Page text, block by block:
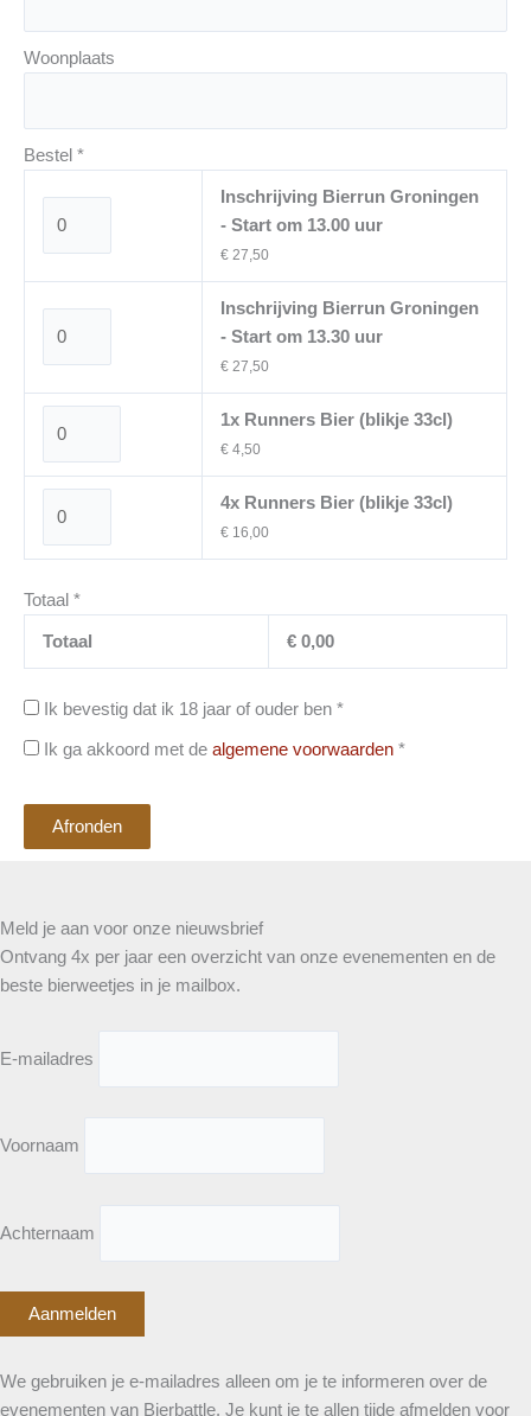
Woonplaats
Bestel *
Inschrijving Bierrun Groningen
- Start om 13.00 uur
€ 27,50
Inschrijving Bierrun Groningen
- Start om 13.30 uur
€ 27,50
1x Runners Bier (blikje 33cl)
€ 4,50
4x Runners Bier (blikje 33cl)
€ 16,00
Totaal *
Totaal € 0,00
Ik bevestig dat ik 18 jaar of ouder ben *
Ik ga akkoord met de algemene voorwaarden *
Afronden
Meld je aan voor onze nieuwsbrief
Ontvang 4x per jaar een overzicht van onze evenementen en de
beste bierweetjes in je mailbox.
E-mailadres
Voornaam
Achternaam
We gebruiken je e-mailadres alleen om je te informeren over de
evenementen van Bierbattle. Je kunt je te allen tijde afmelden voor